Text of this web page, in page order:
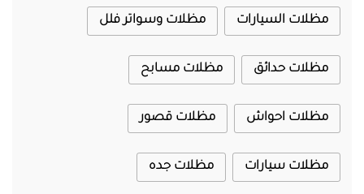
مظلات السيارات مظلات وسواتر فلل
مظلات حدائق مظلات مسابح
مظلات احواش مظلات قصور
مظلات سيارات مظلات جده